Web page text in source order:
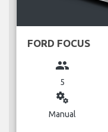
FORD FOCUS
group
5
miscellaneous_services
Manual